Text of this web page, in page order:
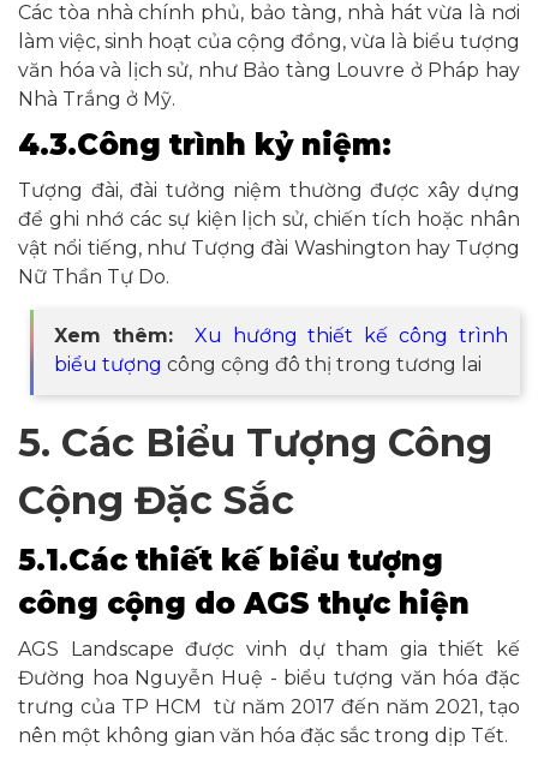
Các tòa nhà chính phủ, bảo tàng, nhà hát vừa là nơi
làm việc, sinh hoạt của cộng đồng, vừa là biểu tượng
văn hóa và lịch sử, như Bảo tàng Louvre ở Pháp hay
Nhà Trắng ở Mỹ.
4.3.Công trình kỷ niệm:
Tượng đài, đài tưởng niệm thường được xây dựng
để ghi nhớ các sự kiện lịch sử, chiến tích hoặc nhân
vật nổi tiếng, như Tượng đài Washington hay Tượng
Nữ Thần Tự Do.
Xem thêm:
Xu hướng thiết kế công trình
biểu tượng công cộng đô thị trong tương lai
5. Các Biểu Tượng Công
Cộng Đặc Sắc
5.1.Các thiết kế biểu tượng
công cộng do AGS thực hiện
AGS Landscape được vinh dự tham gia thiết kế
Đường hoa Nguyễn Huệ - biểu tượng văn hóa đặc
trưng của TP HCM từ năm 2017 đến năm 2021, tạo
nên một không gian văn hóa đặc sắc trong dịp Tết.